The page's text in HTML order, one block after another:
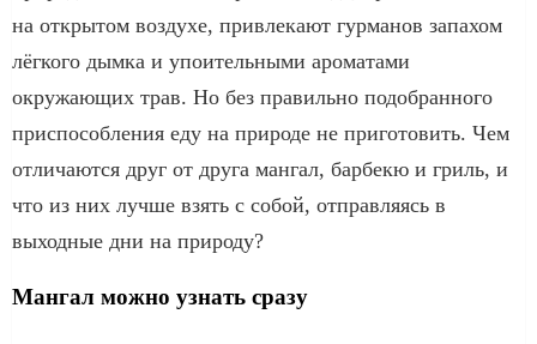
на открытом воздухе, привлекают гурманов запахом
лёгкого дымка и упоительными ароматами
окружающих трав. Но без правильно подобранного
приспособления еду на природе не приготовить. Чем
отличаются друг от друга мангал, барбекю и гриль, и
что из них лучше взять с собой, отправляясь в
выходные дни на природу?
Мангал можно узнать сразу